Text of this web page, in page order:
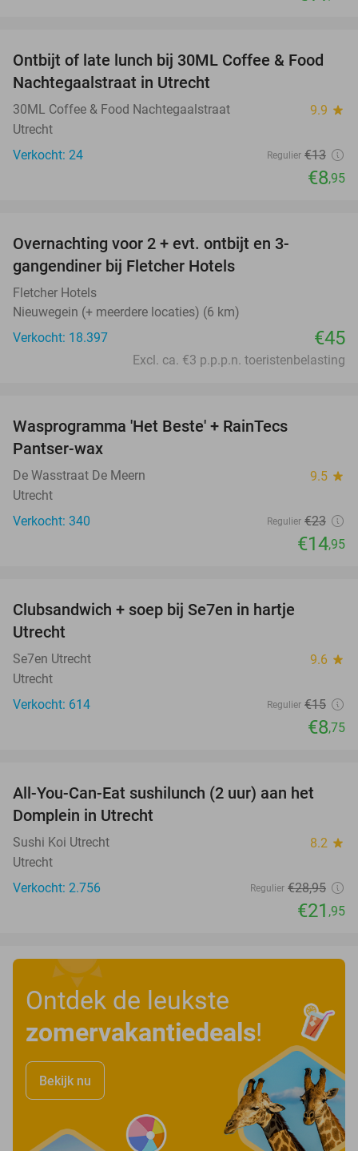
31%
Ontbijt of late lunch bij 30ML Coffee & Food
Nachtegaalstraat in Utrecht
30ML Coffee & Food Nachtegaalstraat 9.9 star
Utrecht
Verkocht: 24
Regulier €13
€8,95
Overnachting voor 2 + evt. ontbijt en 3-
gangendiner bij Fletcher Hotels
Fletcher Hotels
Nieuwegein (+ meerdere locaties) (6 km)
Verkocht: 18.397
€45
Excl. ca. €3 p.p.p.n. toeristenbelasting
Wasprogramma 'Het Beste' + RainTecs
Pantser-wax
De Wasstraat De Meern 9.5 star
Utrecht
Verkocht: 340
Regulier €23
€14,95
Clubsandwich + soep bij Se7en in hartje
Utrecht
Se7en Utrecht 9.6 star
Utrecht
Verkocht: 614
Regulier €15
€8,75
24%
All-You-Can-Eat sushilunch (2 uur) aan het
Domplein in Utrecht
Sushi Koi Utrecht 8.2 star
Utrecht
Verkocht: 2.756
Regulier €28,95
€21 ,95
Ontdek de leukste
zomervakantiedeals!
Bekijk nu